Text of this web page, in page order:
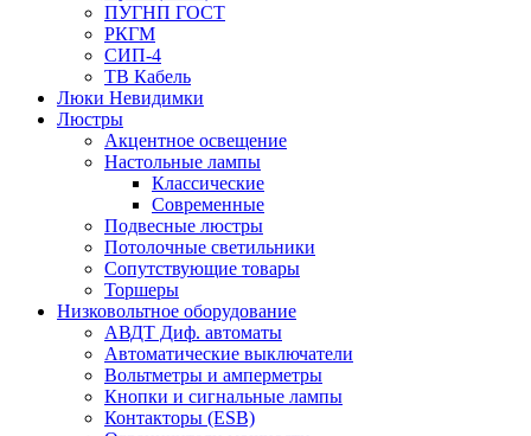
ПУГНП ГОСТ
РКГМ
СИП-4
ТВ Кабель
Люки Невидимки
Люстры
Акцентное освещение
Настольные лампы
Классические
Современные
Подвесные люстры
Потолочные светильники
Сопутствующие товары
Торшеры
Низковольтное оборудование
АВДT Диф. автоматы
Автоматические выключатели
Вольтметры и амперметры
Кнопки и сигнальные лампы
Контакторы (ESB)